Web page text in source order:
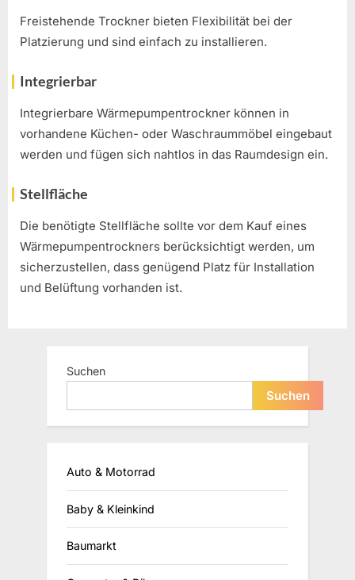
Freistehende Trockner bieten Flexibilität bei der
Platzierung und sind einfach zu installieren.
Integrierbar
Integrierbare Wärmepumpentrockner können in
vorhandene Küchen- oder Waschraummöbel eingebaut
werden und fügen sich nahtlos in das Raumdesign ein.
Stellfläche
Die benötigte Stellfläche sollte vor dem Kauf eines
Wärmepumpentrockners berücksichtigt werden, um
sicherzustellen, dass genügend Platz für Installation
und Belüftung vorhanden ist.
Suchen
Suchen
Auto & Motorrad
Baby & Kleinkind
Baumarkt